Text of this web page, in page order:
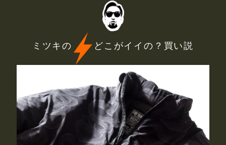
ミツキの どこがイイの？買い説